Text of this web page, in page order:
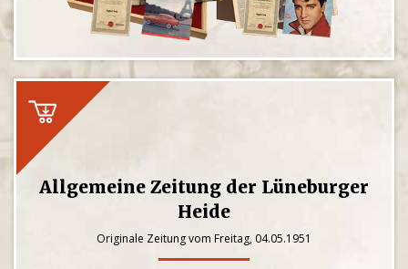
Allgemeine Zeitung der Lüneburger
Heide
Originale Zeitung vom Freitag, 04.05.1951